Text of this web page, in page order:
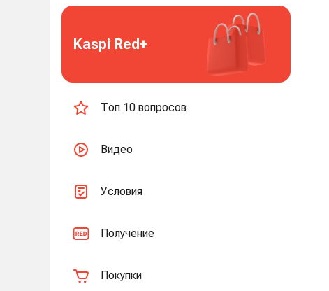
Kaspi Red+
Топ 10 вопросов
Видео
Условия
Получение
Покупки